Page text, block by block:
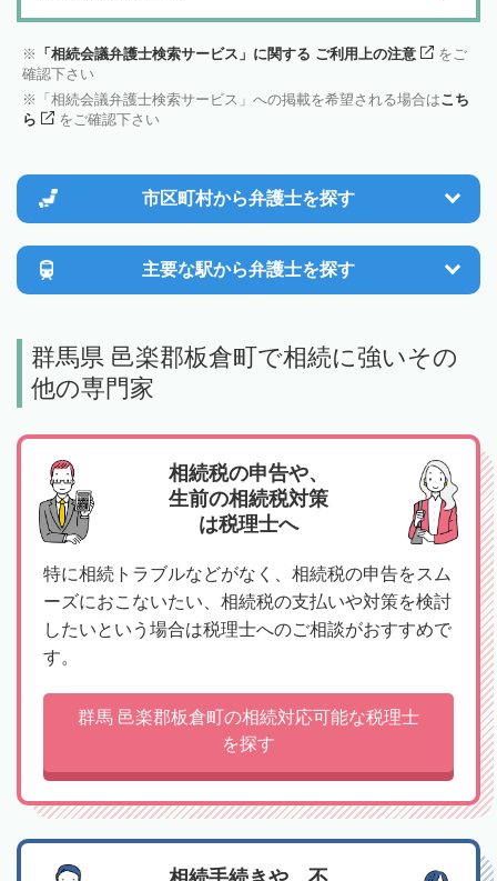
「相続会議弁護士検索サービス」に関する ご利用上の注意
をご
確認下さい
「相続会議弁護士検索サービス」への掲載を希望される場合はこち
ら
をご確認下さい
市区町村から弁護士を探す
主要な駅から弁護士を探す
群馬県 邑楽郡板倉町で相続に強いその
他の専門家
相続税の申告や、
生前の相続税対策
は税理士へ
特に相続トラブルなどがなく、相続税の申告をスム
ーズにおこないたい、相続税の支払いや対策を検討
したいという場合は税理士へのご相談がおすすめで
す。
群馬 邑楽郡板倉町の相続対応可能な税理士
を探す